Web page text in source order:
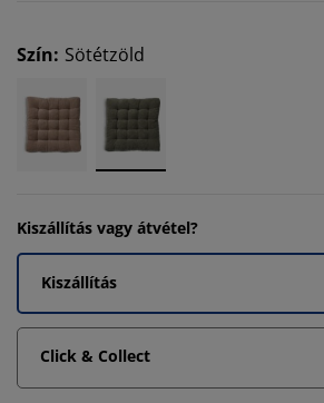
Szín: Sötétzöld
Kiszállítás vagy átvétel?
Kiszállítás
Click & Collect